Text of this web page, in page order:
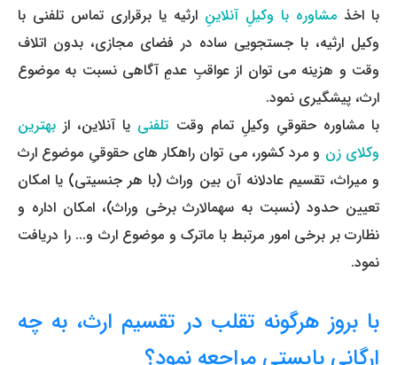
با اخذ مشاوره با وکیلِ آنلاینِ ارثیه یا برقراری تماس تلفنی با
وکیل ارثیه، با جستجویی ساده در فضای مجازی، بدون اتلاف
وقت و هزینه می ­توان از عواقبِ عدمِ آگاهی نسبت به موضوع
ارث، پیشگیری نمود.
با مشاوره حقوقیِ وکیلِ تمام وقت تلفنی یا آنلاین، از بهترین
وکلای زن و مرد کشور، می ­توان راهکار های حقوقیِ موضوع ارث
و میراث، تقسیم عادلانه آن بین وراث (با هر جنسیتی) یا امکان
تعیین حدود (نسبت به سهم­الارث برخی وراث)، امکان اداره و
نظارت بر برخی امور مرتبط با ماترک و موضوع ارث و... را دریافت
نمود.
با بروز هرگونه تقلب در تقسیم ارث، به چه